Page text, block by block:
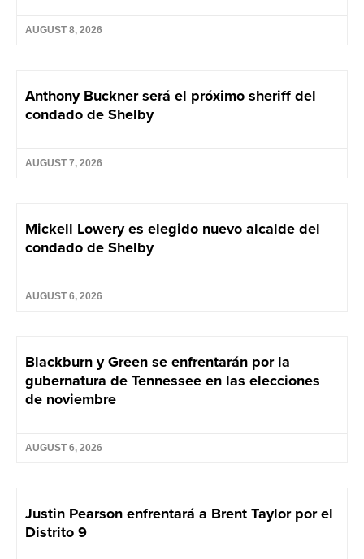
AUGUST 8, 2026
Anthony Buckner será el próximo sheriff del
condado de Shelby
AUGUST 7, 2026
Mickell Lowery es elegido nuevo alcalde del
condado de Shelby
AUGUST 6, 2026
Blackburn y Green se enfrentarán por la
gubernatura de Tennessee en las elecciones
de noviembre
AUGUST 6, 2026
Justin Pearson enfrentará a Brent Taylor por el
Distrito 9